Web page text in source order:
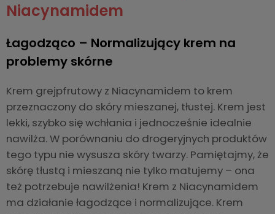
Niacynamidem
Łagodząco – Normalizujący krem na
problemy skórne
Krem grejpfrutowy z Niacynamidem to krem
przeznaczony do skóry mieszanej, tłustej. Krem jest
lekki, szybko się wchłania i jednocześnie idealnie
nawilża. W porównaniu do drogeryjnych produktów
tego typu nie wysusza skóry twarzy. Pamiętajmy, że
skórę tłustą i mieszaną nie tylko matujemy – ona
też potrzebuje nawilżenia! Krem z Niacynamidem
ma działanie łagodzące i normalizujące. Krem